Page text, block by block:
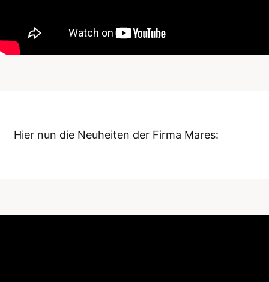
Hier nun die Neuheiten der Firma Mares: